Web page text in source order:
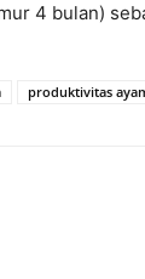
4 bulan)
produktivitas